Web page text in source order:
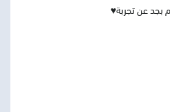
بجد عن تجربة♥️